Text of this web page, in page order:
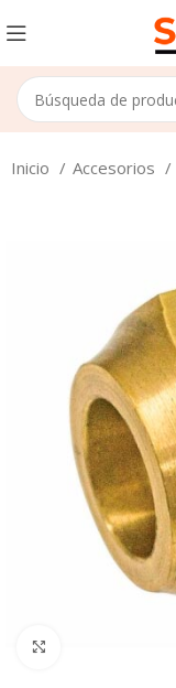
Inicio Accesorios